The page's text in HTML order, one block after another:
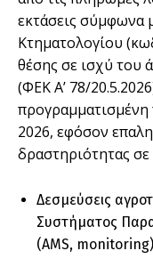
εκτάσεις σύμφωνα
Κτηματολογίου
θέσης σε ισχύ του
(ΦΕΚ Α’ 78/
2026, εφόσον
δραστηριότητας σε
Δεσμεύσεις
Συστήματος
(AMS, monitoring)